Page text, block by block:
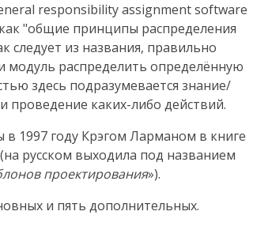
responsibility assignment software
"общие принципы распределения
следует из названия, правильно
модуль распределить определённую
здесь подразумевается знание/
каких-либо действий.
1997 году Крэгом Ларманом в книге
русском выходила под названием
проектирования»).
и пять дополнительных.